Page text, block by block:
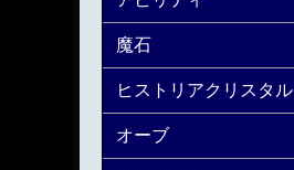
魔石
ヒストリアクリスタル
オーブ